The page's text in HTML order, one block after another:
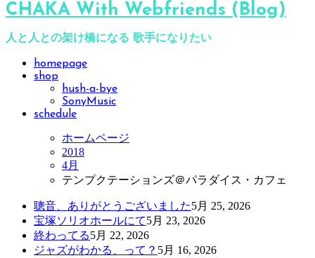
CHAKA With Webfriends (Blog)
人と人との架け橋になる 歌手になりたい
homepage
shop
hush-a-bye
SonyMusic
schedule
ホームページ
2018
4月
テンプクテーションズ＠パラダイス・カフェ
聰音、ありがとうございました5月 25, 2026
宝塚ソリオホールにて5月 23, 2026
終わってる5月 22, 2026
ジャズがわかる、って？ 5月 16, 2026